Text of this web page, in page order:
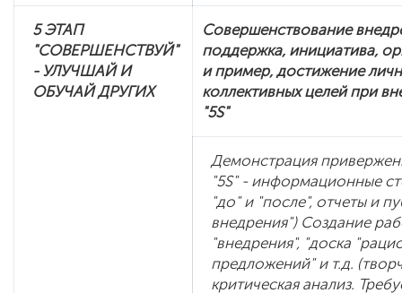
5 ЭТАП
"СОВЕРШЕНСТВУЙ"
- УЛУЧШАЙ И
ОБУЧАЙ ДРУГИХ
Совершенствование
поддержка, инициатива,
и пример, достижение
коллективных целей при
"5S"
Демонстрация
"5S" - информационные
"до" и "после", отчеты и
внедрения") Создание
"внедрения", "доска
предложений" и т.д.
критическая анализ.